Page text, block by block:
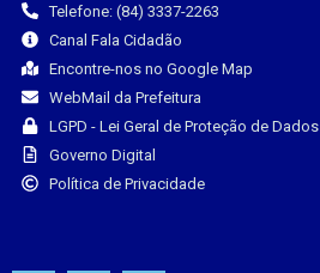
Telefone: (84) 3337-2263
Canal Fala Cidadão
Encontre-nos no Google Map
WebMail da Prefeitura
LGPD - Lei Geral de Proteção de Dados
Governo Digital
Política de Privacidade